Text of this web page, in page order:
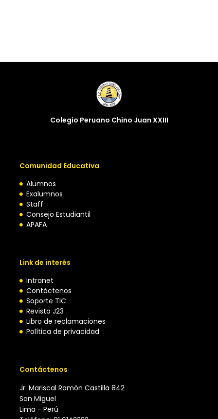
Colegio Peruano Chino Juan XXIII
Comunidad Educativa
Alumnos
Exalumnos
Staff
Consejo Estudiantil
APAFA
Link de interés
Intranet
Contáctenos
Soporte TIC
Revista J23
Libro de reclamaciones
Política de privacidad
Contáctenos
Jr. Mariscal Ramón Castilla 842
San Miguel
Lima - Perú